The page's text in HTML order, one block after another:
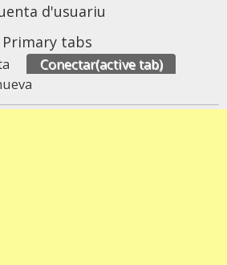
d'usuariu
Primary tabs
Conectar(active tab)